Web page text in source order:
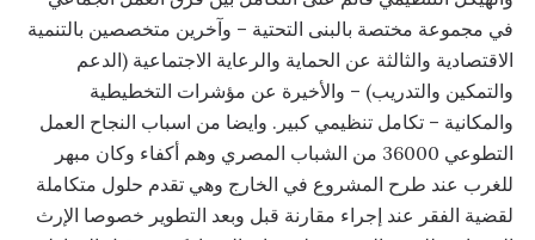
في مجموعة مختصة بالبنى التحتية – وآخرين متخصصين بالتنمية
الاقتصادية والثالثة عن الحماية والرعاية الاجتماعية (الدعم
والتمكين والتدريب) – والأخيرة عن مؤشرات التخطيطية
والمكانية – تكامل تنظيمي كبير. وايضا من اسباب النجاح العمل
التطوعي 36000 من الشباب المصري وهم أكفاء وكان مبهر
للغرب عند طرح المشروع في الخارج وهي تقدم حلول متكاملة
لقضية الفقر عند إجراء مقارنة قبل وبعد التطوير خصوصا الإرث